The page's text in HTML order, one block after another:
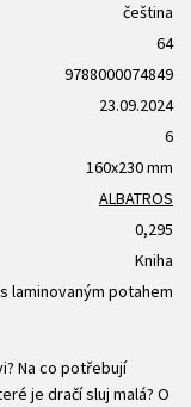
čeština
64
9788000074849
23.09.2024
6
160x230 mm
ALBATROS
0,295
Kniha
laminovaným potahem
Na co potřebují
je dračí sluj malá? O